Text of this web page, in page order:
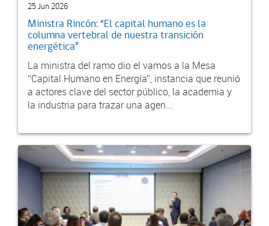
25 Jun 2026
Ministra Rincón: “El capital humano es la
columna vertebral de nuestra transición
energética”
La ministra del ramo dio el vamos a la Mesa
“Capital Humano en Energía”, instancia que reunió
a actores clave del sector público, la academia y
la industria para trazar una agen...